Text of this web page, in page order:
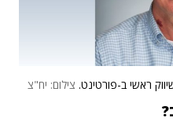
ראשי ב-פורטינט. צילום: יח"צ